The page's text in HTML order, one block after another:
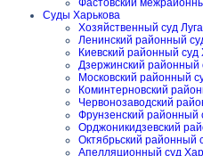
Фастовский
Суды Харькова
Хозяйственный суд
Ленинский районный
Киевский районный суд
Дзержинский районный
Московский районный
Коминтерновский
Червонозаводский
Фрунзенский районный
Орджоникидзевский
Октябрьский районный
Апелляционный суд